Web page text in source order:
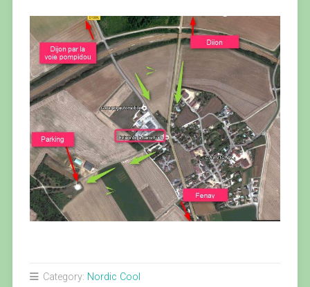
Category: Nordic Cool